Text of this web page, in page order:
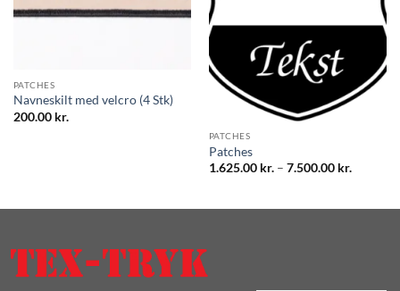
PATCHES
Navneskilt med velcro (4 Stk)
200.00 kr.
PATCHES
Patches
1.625.00 kr. – 7.500.00 kr.